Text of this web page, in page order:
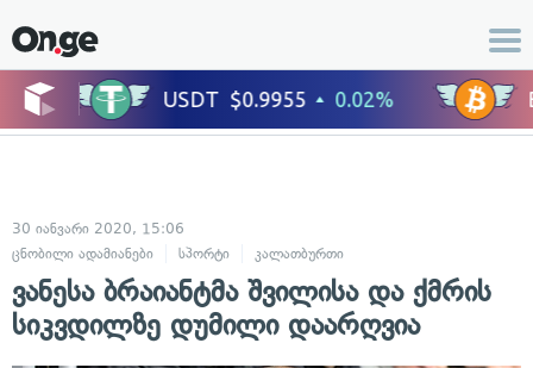
30 იანვარი 2020, 15:06
ცნობილი ადამიანები
სპორტი კალათბურთი
ვანესა ბრაიანტმა შვილისა და ქმრის
სიკვდილზე დუმილი დაარღვია